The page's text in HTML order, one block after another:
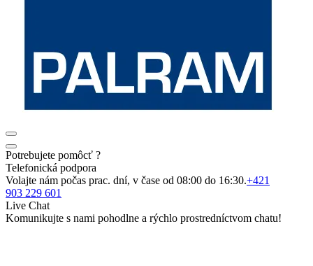
Potrebujete pomôcť ?
Telefonická podpora
Volajte nám počas prac. dní, v čase od 08:00 do 16:30.+421
903 229 601
Live Chat
Komunikujte s nami pohodlne a rýchlo prostredníctvom chatu!